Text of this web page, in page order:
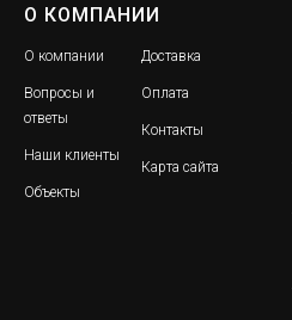
О КОМПАНИИ
О компании
Вопросы и
ответы
Наши клиенты
Объекты
Доставка
Оплата
Контакты
Карта сайта